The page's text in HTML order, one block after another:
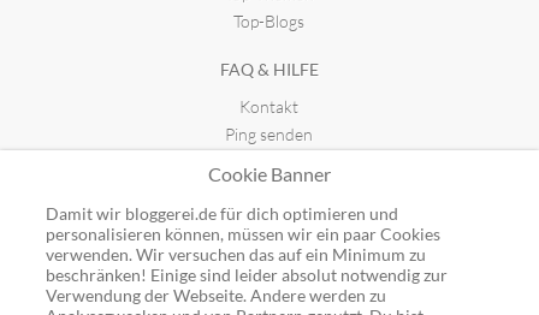
Top-Blogs
FAQ & HILFE
Kontakt
Ping senden
GUTSCHEINE
Top-Gutscheine
Alle Shops
Cookie Banner
Damit wir bloggerei.de für dich optimieren und
personalisieren können, müssen wir ein paar Cookies
verwenden. Wir versuchen das auf ein Minimum zu
beschränken! Einige sind leider absolut notwendig zur
Verwendung der Webseite. Andere werden zu